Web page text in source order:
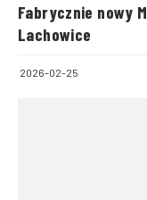
Fabrycznie nowy
Lachowice
2026-02-25